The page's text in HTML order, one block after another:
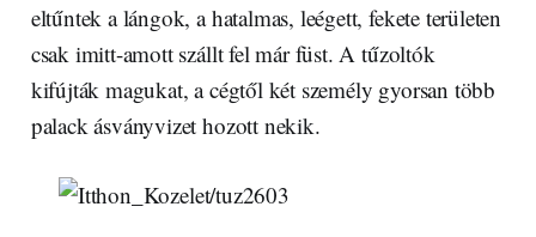
eltűntek a lángok, a hatalmas, leégett, fekete területen
csak imitt-amott szállt fel már füst. A tűzoltók
kifújták magukat, a cégtől két személy gyorsan több
palack ásványvizet hozott nekik.